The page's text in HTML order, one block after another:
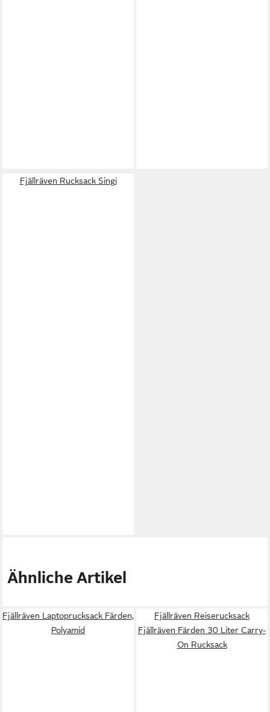
Fjällräven Rucksack Singi
Ähnliche Artikel
Fjällräven Laptoprucksack Färden,
Polyamid
Fjällräven Reiserucksack
Fjällräven Färden 30 Liter Carry-
On Rucksack